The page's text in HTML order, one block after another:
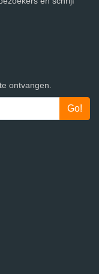
ontvangen.